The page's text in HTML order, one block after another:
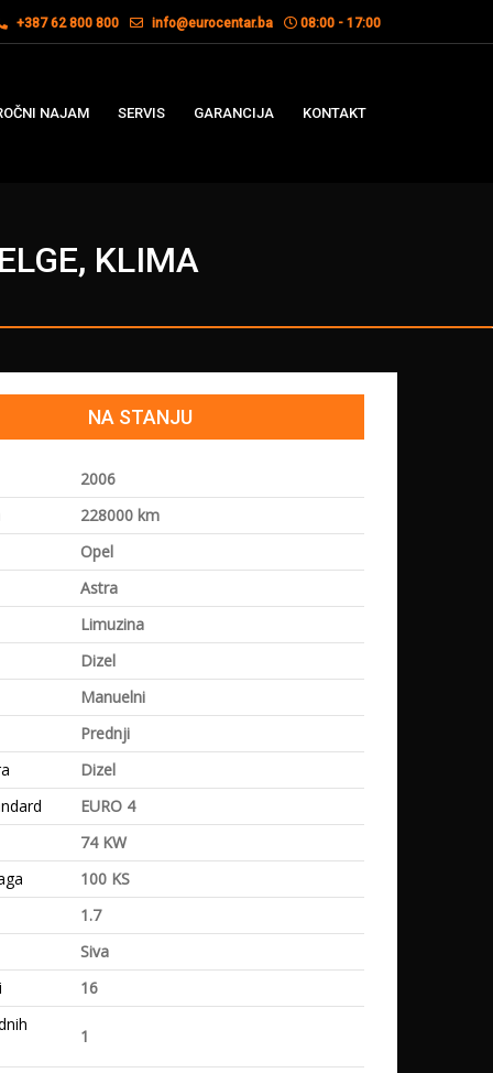
+387 62 800 800 info@eurocentar.ba 08:00 - 17:00
NAJAM SERVIS GARANCIJA KONTAKT
KLIMA
NA STANJU
2006
228000 km
Opel
Astra
Limuzina
Dizel
Manuelni
Prednji
Dizel
EURO 4
74 KW
100 KS
1.7
Siva
16
1